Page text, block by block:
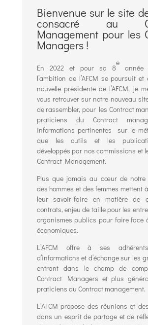
Bienvenue sur le site de
consacré au
Management pour les
Managers!
En 2022 et pour sa 8
e
année
l’ambition de l’AFCM se poursuit
nouvelle présidente de l’AFCM, je
vous retrouver sur notre nouveau
de rassembler, pour les Contract
praticiens du Contract
informations pertinentes sur le
que les outils et les
développés par nos commissions et
Contract Management.
Plus que jamais au cœur de notre
des hommes et des femmes mettent
leur savoir-faire en matière de
contrats, enjeu de taille pour les
organismes publics pour faire face
économiques.
L’AFCM offre à ses
d’informations et d’échange sur les
entrant dans le champ de
Contract Managers et plus
praticiens du Contract management.
L’AFCM propose des réunions et
dans un esprit de partage et de